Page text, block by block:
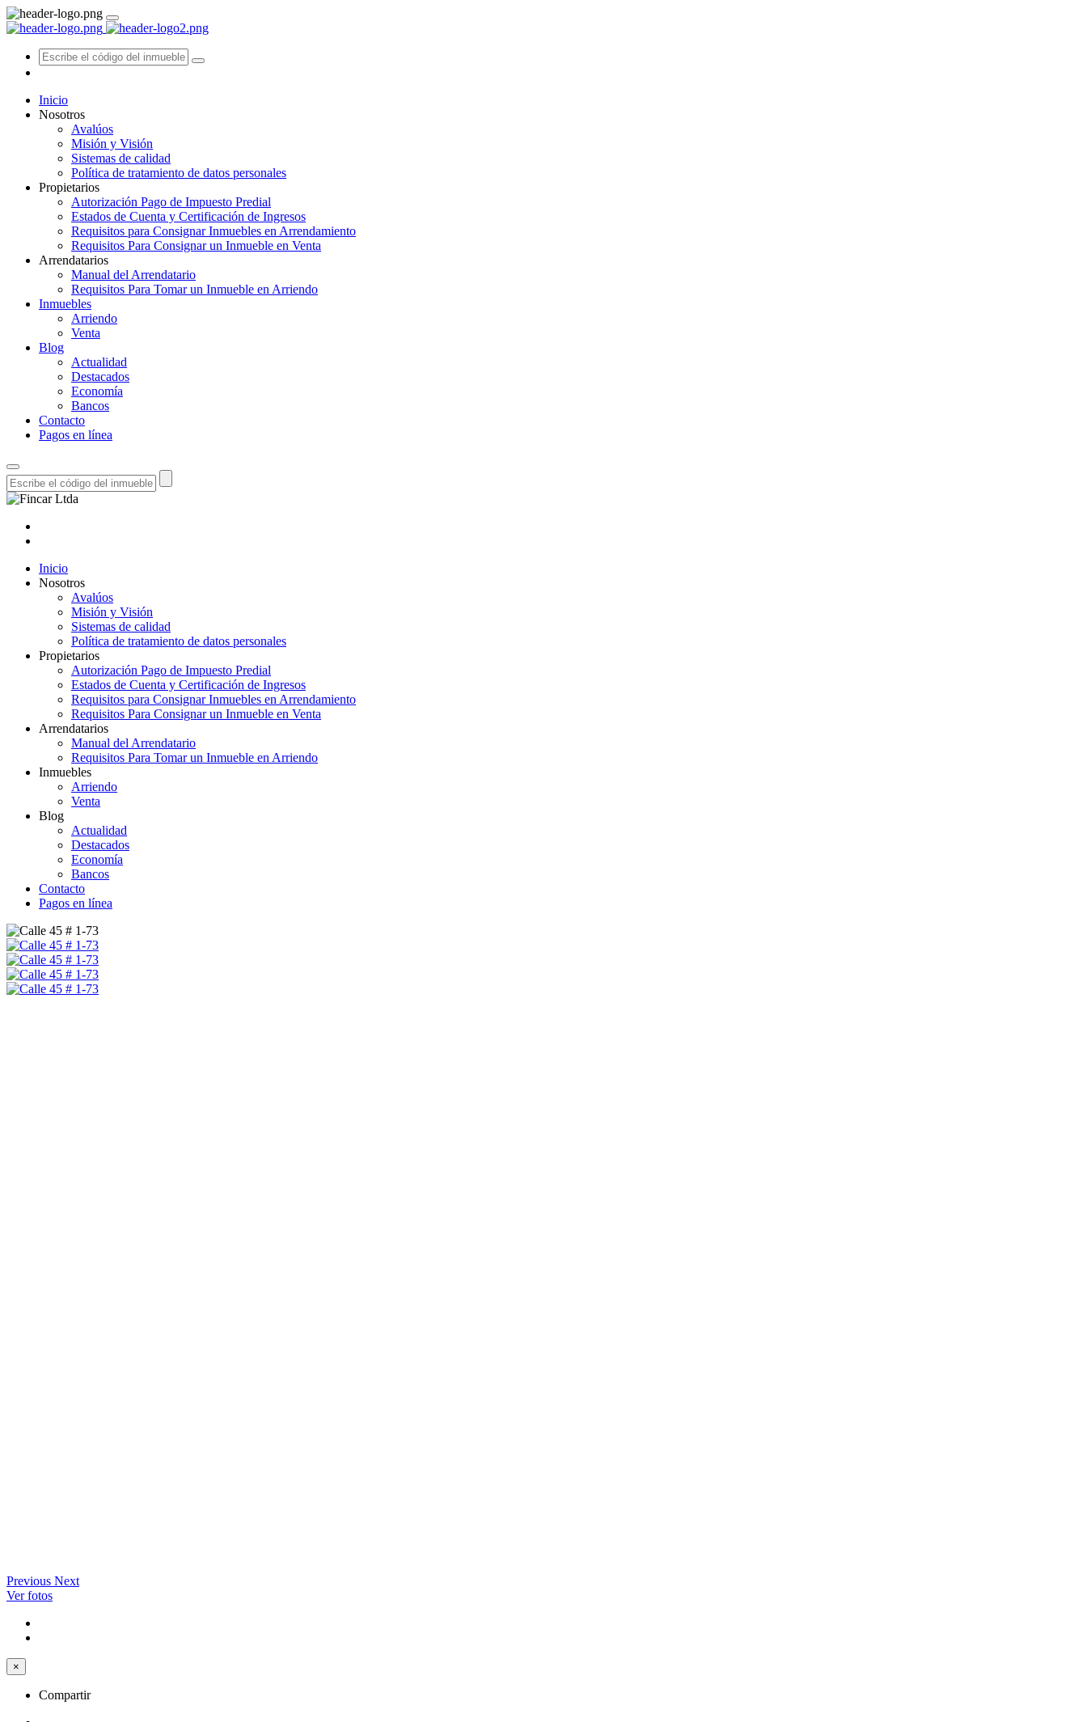
Inicio
Nosotros
Avalúos
Misión y Visión
Sistemas de calidad
Política de tratamiento de datos personales
Propietarios
Autorización Pago de Impuesto Predial
Estados de Cuenta y Certificación de Ingresos
Requisitos para Consignar Inmuebles en Arrendamiento
Requisitos Para Consignar un Inmueble en Venta
Arrendatarios
Manual del Arrendatario
Requisitos Para Tomar un Inmueble en Arriendo
Inmuebles
Arriendo
Venta
Blog
Actualidad
Destacados
Economía
Bancos
Contacto
Pagos en línea
Inicio
Nosotros
Avalúos
Misión y Visión
Sistemas de calidad
Política de tratamiento de datos personales
Propietarios
Autorización Pago de Impuesto Predial
Estados de Cuenta y Certificación de Ingresos
Requisitos para Consignar Inmuebles en Arrendamiento
Requisitos Para Consignar un Inmueble en Venta
Arrendatarios
Manual del Arrendatario
Requisitos Para Tomar un Inmueble en Arriendo
Inmuebles
Arriendo
Venta
Blog
Actualidad
Destacados
Economía
Bancos
Contacto
Pagos en línea
Previous Next
Ver fotos
×
Compartir